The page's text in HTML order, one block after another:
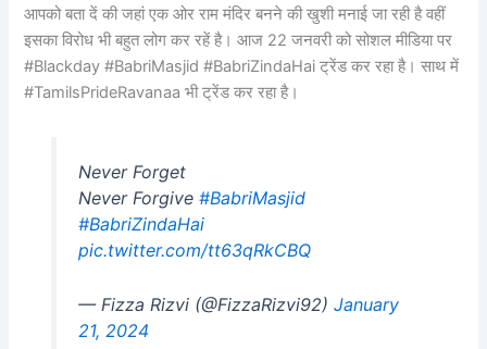
आपको बता दें की जहां एक ओर राम मंदिर बनने की खुशी मनाई जा रही है वहीं
इसका विरोध भी बहुत लोग कर रहें है। आज 22 जनवरी को सोशल मीडिया पर
#Blackday #BabriMasjid #BabriZindaHai ट्रेंड कर रहा है। साथ में
#TamilsPrideRavanaa भी ट्रेंड कर रहा है।
Never Forget
Never Forgive #BabriMasjid
#BabriZindaHai
pic.twitter.com/tt63qRkCBQ
— Fizza Rizvi (@FizzaRizvi92) January
21, 2024